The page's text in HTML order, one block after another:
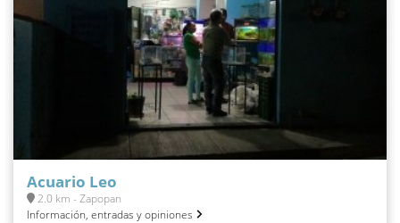
Acuario Leo
2.0 km - Zapopan
Información, entradas y opiniones